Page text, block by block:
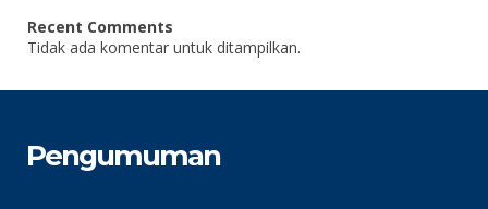
Recent Comments
Tidak ada komentar untuk ditampilkan.
Pengumuman